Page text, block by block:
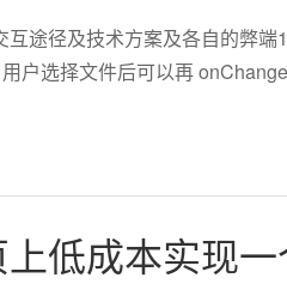
途径及技术方案及各自的弊
户选择文件后可以再
低成本实现一